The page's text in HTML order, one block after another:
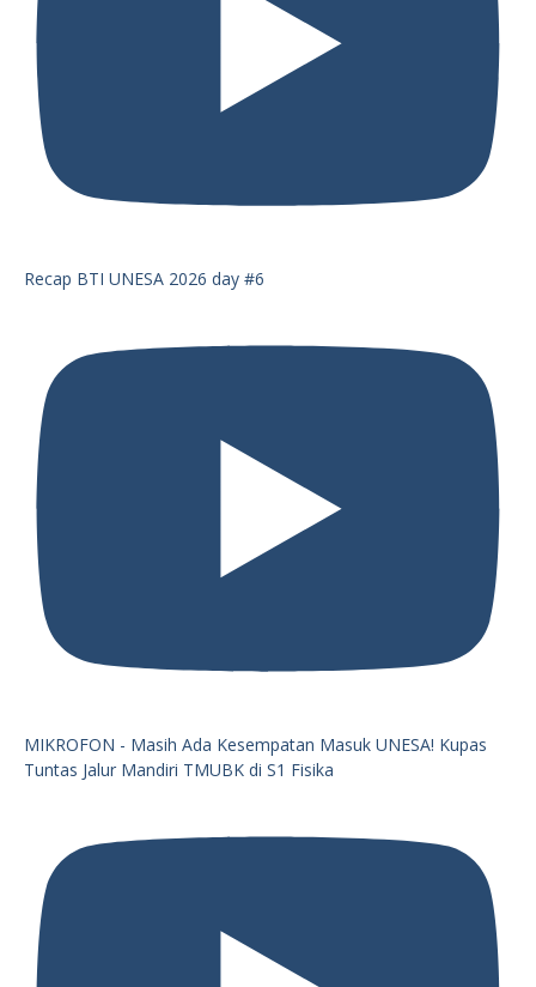
Recap BTI UNESA 2026 day #6
MIKROFON - Masih Ada Kesempatan Masuk UNESA! Kupas
Tuntas Jalur Mandiri TMUBK di S1 Fisika